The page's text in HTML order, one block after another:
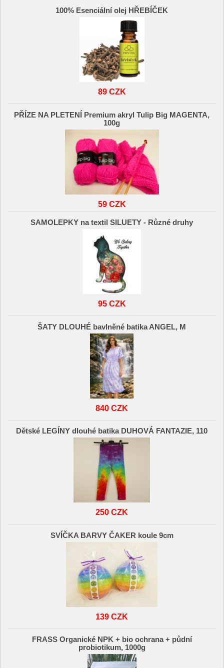
100% Esenciální olej HŘEBÍČEK
89 CZK
PŘÍZE NA PLETENÍ Premium akryl Tulip Big MAGENTA,
100g
59 CZK
SAMOLEPKY na textil SILUETY - Různé druhy
95 CZK
ŠATY DLOUHÉ bavlněné batika ANGEL, M
840 CZK
Dětské LEGÍNY dlouhé batika DUHOVÁ FANTAZIE, 110
250 CZK
SVÍČKA BARVY ČAKER koule 9cm
139 CZK
FRASS Organické NPK + bio ochrana + půdní
probiotikum, 1000g